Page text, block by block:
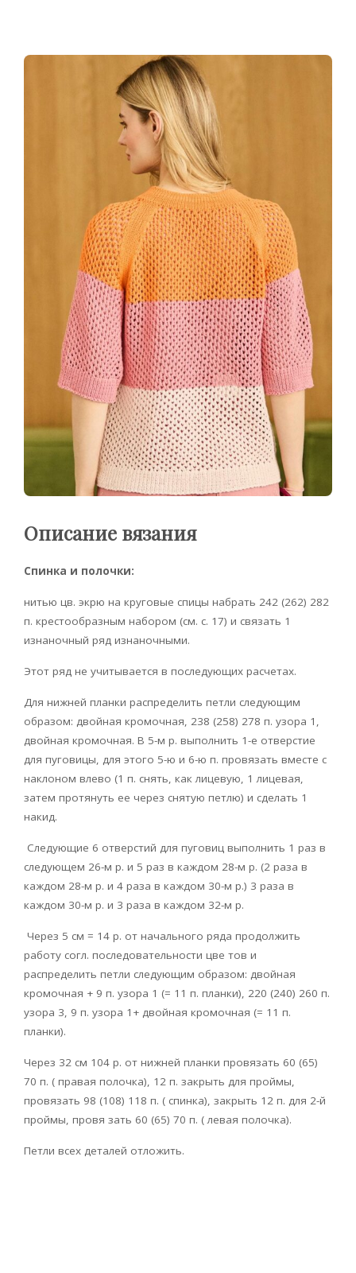
Описание вязания
Спинка и полочки:
нитью цв. экрю на круговые спицы набрать 242 (262) 282
п. крестообразным набором (см. с. 17) и связать 1
изнаночный ряд изнаночными.
Этот ряд не учитывается в последующих расчетах.
Для нижней планки распределить петли следующим
образом: двойная кромочная, 238 (258) 278 п. узора 1,
двойная кромочная. В 5-м р. выполнить 1-е отверстие
для пуговицы, для этого 5-ю и 6-ю п. провязать вместе с
наклоном влево (1 п. снять, как лицевую, 1 лицевая,
затем протянуть ее через снятую петлю) и сделать 1
накид.
Следующие 6 отверстий для пуговиц выполнить 1 раз в
следующем 26-м р. и 5 раз в каждом 28-м р. (2 раза в
каждом 28-м р. и 4 раза в каждом 30-м р.) 3 раза в
каждом 30-м р. и 3 раза в каждом 32-м р.
Через 5 см = 14 р. от начального ряда продолжить
работу согл. последовательности цве тов и
распределить петли следующим образом: двойная
кромочная + 9 п. узора 1 (= 11 п. планки), 220 (240) 260 п.
узора 3, 9 п. узора 1+ двойная кромочная (= 11 п.
планки).
Через 32 см 104 р. от нижней планки провязать 60 (65)
70 п. ( правая полочка), 12 п. закрыть для проймы,
провязать 98 (108) 118 п. ( спинка), закрыть 12 п. для 2-й
проймы, провя зать 60 (65) 70 п. ( левая полочка).
Петли всех деталей отложить.